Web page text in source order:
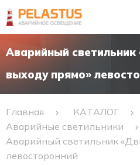
Аварийный
выходу прямо»
Главная
КАТАЛОГ
Аварийные светильники
Аварийный светильник
левосторонний